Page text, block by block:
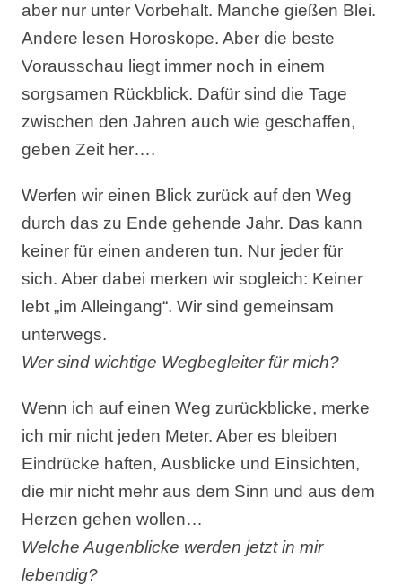
aber nur unter Vorbehalt. Manche gießen Blei.
Andere lesen Horoskope. Aber die beste
Vorausschau liegt immer noch in einem
sorgsamen Rückblick. Dafür sind die Tage
zwischen den Jahren auch wie geschaffen,
geben Zeit her….
Werfen wir einen Blick zurück auf den Weg
durch das zu Ende gehende Jahr. Das kann
keiner für einen anderen tun. Nur jeder für
sich. Aber dabei merken wir sogleich: Keiner
lebt „im Alleingang“. Wir sind gemeinsam
unterwegs.
Wer sind wichtige Wegbegleiter für mich?
Wenn ich auf einen Weg zurückblicke, merke
ich mir nicht jeden Meter. Aber es bleiben
Eindrücke haften, Ausblicke und Einsichten,
die mir nicht mehr aus dem Sinn und aus dem
Herzen gehen wollen…
Welche Augenblicke werden jetzt in mir
lebendig?